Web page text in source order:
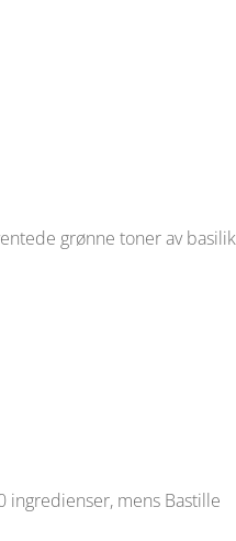
grønne toner av
neroli
mens Bastille